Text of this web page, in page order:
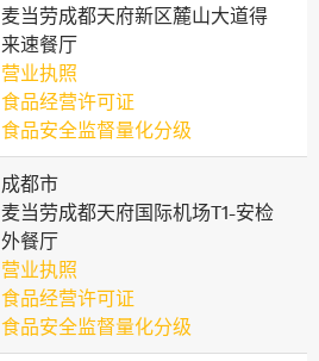
麦当劳成都天府新区麓山大道得
来速餐厅
营业执照
食品经营许可证
食品安全监督量化分级
成都市
麦当劳成都天府国际机场T1-安检
外餐厅
营业执照
食品经营许可证
食品安全监督量化分级